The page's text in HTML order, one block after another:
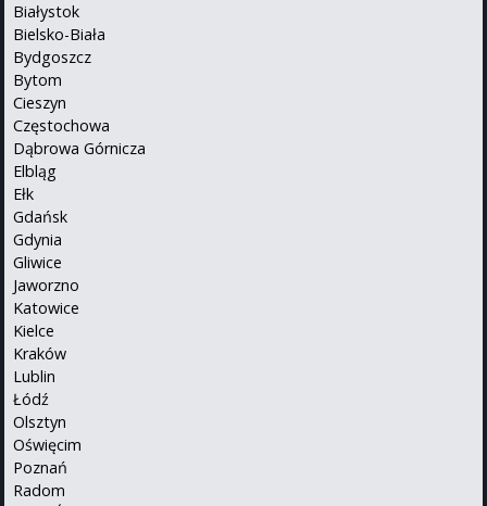
Białystok
Bielsko-Biała
Bydgoszcz
Bytom
Cieszyn
Częstochowa
Dąbrowa Górnicza
Elbląg
Ełk
Gdańsk
Gdynia
Gliwice
Jaworzno
Katowice
Kielce
Kraków
Lublin
Łódź
Olsztyn
Oświęcim
Poznań
Radom